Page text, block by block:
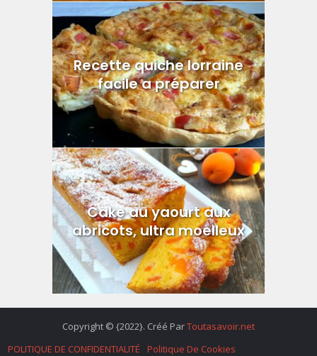
Recette quiche lorraine
facile a préparer
Cake au yaourt aux
abricots, ultra moelleux
Copyright © {2022}. Créé ParToutasavoir.net
POLITIQUE DE CONFIDENTIALITÉ
Politique De Cookies